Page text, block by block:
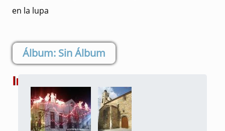
en la lupa
Sin Álbum
Imágenes